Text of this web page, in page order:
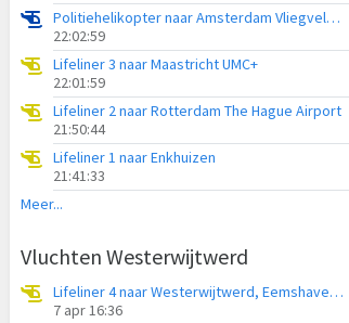
Politiehelikopter naar Amsterdam Vliegveld Schiphol
22:02:59
Lifeliner 3 naar Maastricht UMC+
22:01:59
Lifeliner 2 naar Rotterdam The Hague Airport
21:50:44
Lifeliner 1 naar Enkhuizen
21:41:33
Meer...
Vluchten Westerwijtwerd
Lifeliner 4 naar Westerwijtwerd, Eemshavenweg
7 apr 16:36